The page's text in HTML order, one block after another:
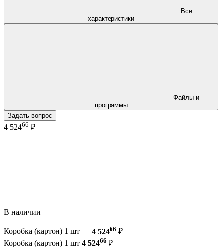
характеристики
программы
Задать вопрос
4 52466 ₽
В наличии
Коробка (картон) 1 шт — 4 52466 ₽
Коробка (картон) 1 шт 4 52466 ₽